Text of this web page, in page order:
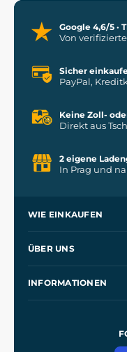
Google 4,6/5 ·
Von
Sicher
PayPal,
Keine Zoll-
Direkt aus
2 eigene
In Prag und
WIE EINKAUFEN
Kontakt
ÜBER UNS
INFORMATIONEN